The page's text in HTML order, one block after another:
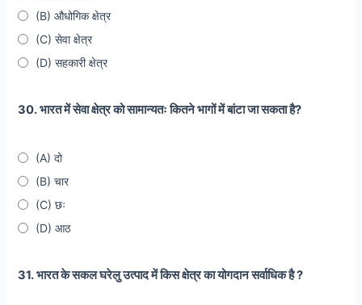
(B) औधोगिक क्षेत्र
(C) सेवा क्षेत्र
(D) सहकारी क्षेत्र
30. भारत में सेवा क्षेत्र को सामान्यतः कितने भागों में बांटा जा सकता है?
(A) दो
(B) चार
(C) छः
(D) आठ
31. भारत के सकल घरेलु उत्पाद में किस क्षेत्र का योगदान सर्वाधिक है ?